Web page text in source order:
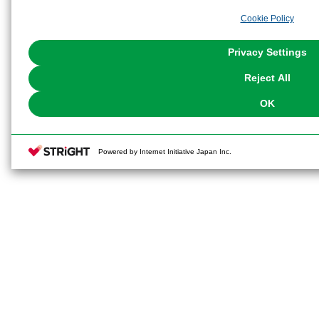
the use of all Cookies except for Strictly Necessary Cookies, please
You can change your consent or rejection settings at any time via
Cookie Policy
Privacy Settings
Reject All
OK
Powered by Internet Initiative Japan Inc.